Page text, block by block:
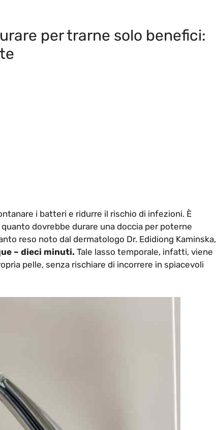
per trarne solo benefici:
i batteri e ridurre il rischio di infezioni. È
dovrebbe durare una doccia per poterne
reso noto dal dermatologo Dr. Edidiong Kaminska,
– dieci minuti. Tale lasso temporale, infatti, viene
pelle, senza rischiare di incorrere in spiacevoli